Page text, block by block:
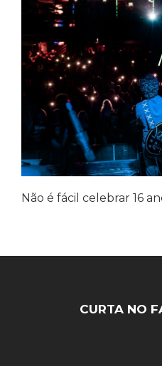
Não é fácil celebrar 16
CURTA NO